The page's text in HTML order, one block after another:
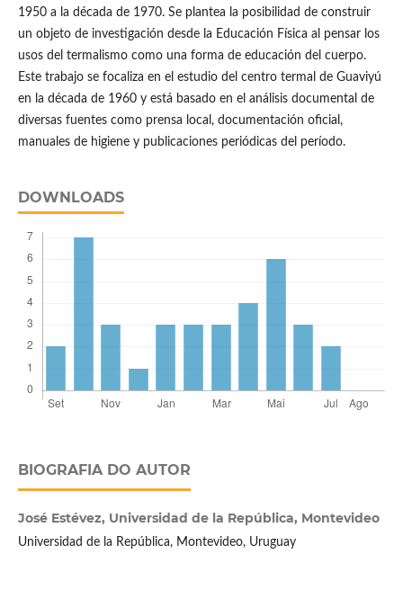
1950 a la década de 1970. Se plantea la posibilidad de construir
un objeto de investigación desde la Educación Física al pensar los
usos del termalismo como una forma de educación del cuerpo.
Este trabajo se focaliza en el estudio del centro termal de Guaviyú
en la década de 1960 y está basado en el análisis documental de
diversas fuentes como prensa local, documentación oficial,
manuales de higiene y publicaciones periódicas del período.
DOWNLOADS
BIOGRAFIA DO AUTOR
José Estévez, Universidad de la República, Montevideo
Universidad de la República, Montevideo, Uruguay